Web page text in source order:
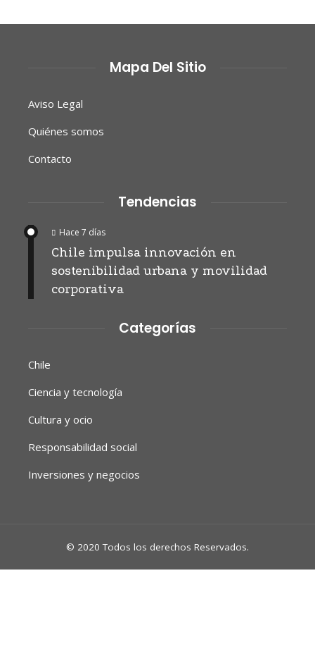
Mapa Del Sitio
Aviso Legal
Quiénes somos
Contacto
Tendencias
Hace 7 días
Chile impulsa innovación en
sostenibilidad urbana y movilidad
corporativa
Categorías
Chile
Ciencia y tecnología
Cultura y ocio
Responsabilidad social
Inversiones y negocios
© 2020 Todos los derechos Reservados.